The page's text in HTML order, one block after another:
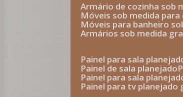
armário de cozinha sob
móveis sob medida
móveis para banheiro
armários sob medida
painel para sala
painel de sala planejado
painel para sala
painel para tv